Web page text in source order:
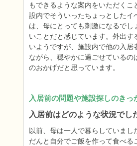
もできるような案内をいただくこ
設内でそういったちょっとしたイ
は、母にとっても刺激になるでし
いことだと感じています。外出す
いようですが、施設内で他の入居
ながら、穏やかに過ごせているの
のおかげだと思っています。
入居前の問題や施設探しのきっ
入居前はどのような状況でし
以前、母は一人で暮らしていまし
だんと自分でご飯を作って食べる